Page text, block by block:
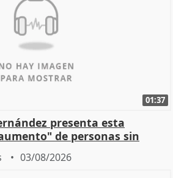
01:37
presenta esta
de personas sin
03/08/2026